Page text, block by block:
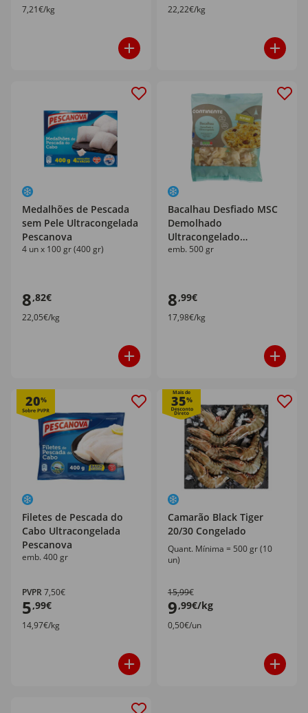
7,21€/kg 22,22€/kg
Medalhões de Pescada
sem Pele Ultracongelada
Pescanova
4 un x 100 gr (400 gr)
8,82€
22,05€/kg
Bacalhau Desfiado MSC
Demolhado
Ultracongelado
Continente
emb. 500 gr
8,99€
17,98€/kg
20%
Filetes de Pescada do
Cabo Ultracongelada
Pescanova
emb. 400 gr
PVPR7,50€
5,99€
14,97€/kg
Mais de
35%
Camarão Black Tiger
20/30 Congelado
Quant. Mínima = 500 gr (10
un)
15,99€
9,99€/kg
0,50€/un